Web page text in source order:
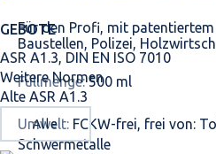
GEBOTE
ASR A1.3, DIN EN ISO 7010
Weitere Normen
Alte ASR A1.3
Alle
Für den Profi, mit
Baustellen, Polizei,
Füllmenge:500 ml
Umwelt: FCKW-frei, frei von:
Schwermetalle